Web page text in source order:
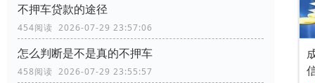
不押车贷款的途径​
454阅读 2026-07-29 23:57:06
怎么判断是不是真的不押车
458阅读 2026-07-29 23:55:57